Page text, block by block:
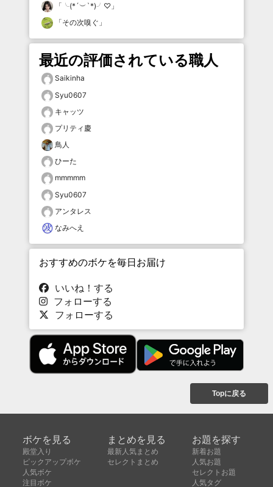
「 ╰(*´︶`*)╯♡ 」
「その次嗅ぐ 」
最近の評価されている職人
Saikinha
Syu0607
キャッツ
プリティ慶
鳥人
ひーた
mmmmm
Syu0607
アンタレス
なみへえ
おすすめのボケを毎日お届け
いいね！する
フォローする
フォローする
Topに戻る
ボケを見る
殿堂入り
ピックアップボケ
人気ボケ
注目ボケ
まとめを見る
最新人気まとめ
セレクトまとめ
お題を探す
新着お題
人気お題
セレクトお題
人気タグ